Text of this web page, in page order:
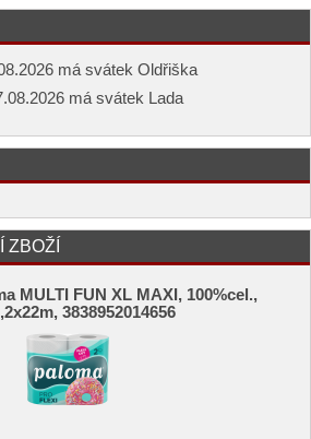
má svátek Oldřiška
má svátek Lada
ZBOŽÍ
MULTI FUN XL MAXI, 100%cel.,
3838952014656